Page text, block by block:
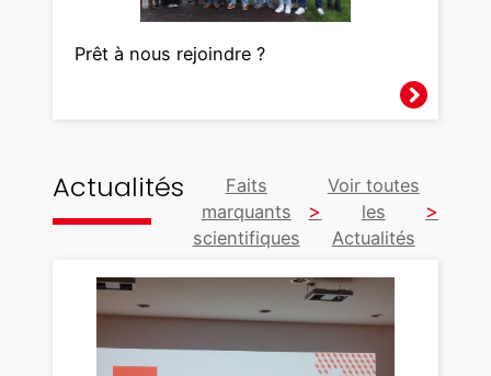
Prêt à nous rejoindre ?
Actualités
Faits
marquants
scientifiques
Voir toutes
les
Actualités